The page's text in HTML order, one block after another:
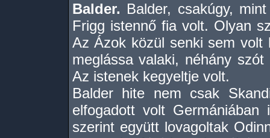
Balder. Balder, csakúgy,
Frigg istennő fia volt. Olyan
Az Ázok közül senki sem volt
meglássa valaki, néhány
Az istenek kegyeltje volt.
Balder hite nem csak
elfogadott volt
szerint együtt lovagoltak